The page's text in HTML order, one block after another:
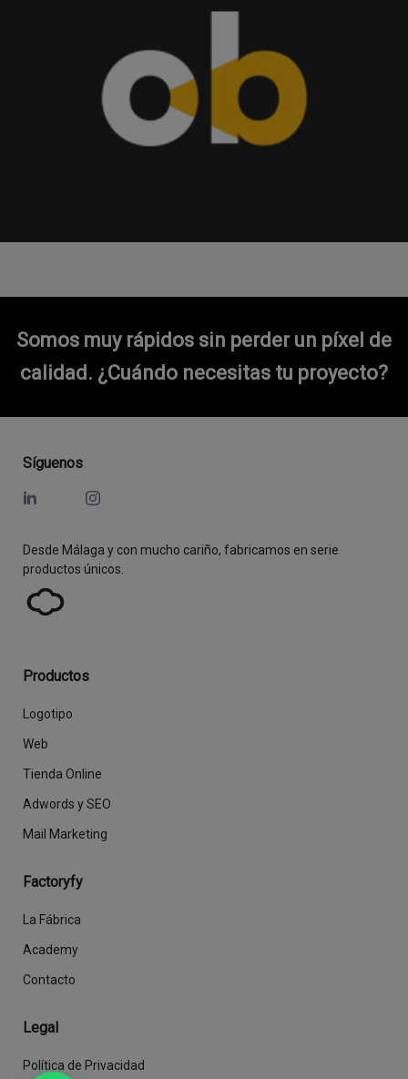
Somos muy rápidos sin perder un píxel de
calidad. ¿Cuándo necesitas tu proyecto?
Síguenos
Desde Málaga y con mucho cariño, fabricamos en serie
productos únicos.
Productos
Logotipo
Web
Tienda Online
Adwords y SEO
Mail Marketing
Factoryfy
La Fábrica
Academy
Contacto
Legal
Política de Privacidad